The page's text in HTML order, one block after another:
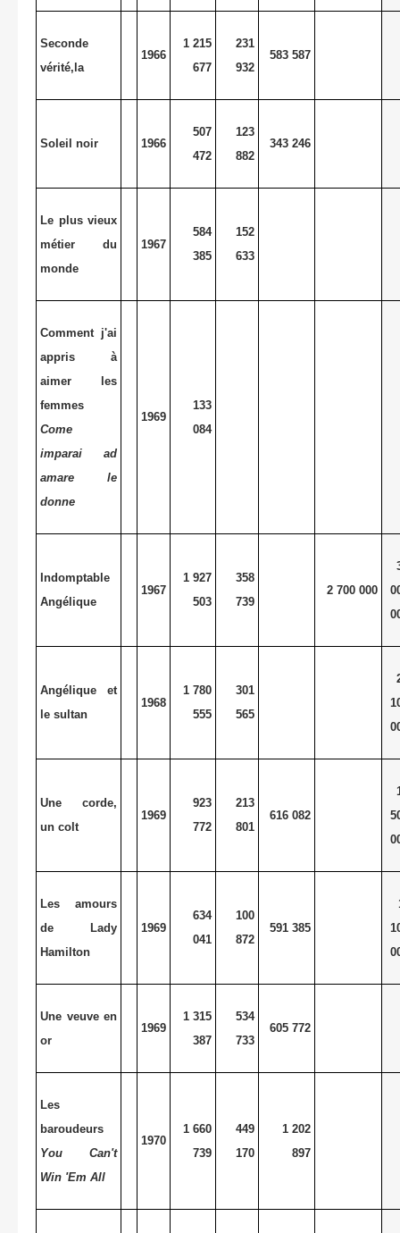
Seconde
vérité,la
1966
1 215
677
231
932
583 587
Soleil noir 1966
507
472
123
882
343 246
Le plus vieux
métier du
monde
1967
584
385
152
633
Comment j'ai
appris à
aimer les
femmes
Come
imparai ad
amare le
donne
1969
133
084
Indomptable
Angélique
1967
1 927
503
358
739
2 700 000
Angélique et
le sultan
1968
1 780
555
301
565
Une corde,
un colt
1969
923
772
213
801
616 082
Les amours
de Lady
Hamilton
1969
634
041
100
872
591 385
Une veuve en
or
1969
1 315
387
534
733
605 772
Les
baroudeurs
You Can't
Win 'Em All
1970
1 660
739
449
170
1 202
897